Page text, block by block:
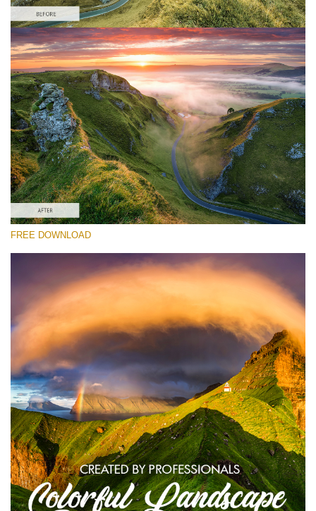
Por favor selecione
Free Landscape Action #3
Colorful Landscape
Cinematic Complete
Entire Collection
Download Grátis
FREE DOWNLOAD